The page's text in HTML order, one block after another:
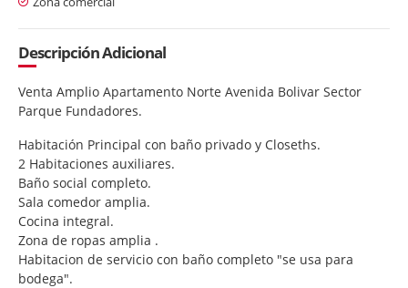
Descripción Adicional
Venta Amplio Apartamento Norte Avenida Bolivar Sector
Parque Fundadores.
Habitación Principal con baño privado y Closeths.
2 Habitaciones auxiliares.
Baño social completo.
Sala comedor amplia.
Cocina integral.
Zona de ropas amplia .
Habitacion de servicio con baño completo "se usa para
bodega".